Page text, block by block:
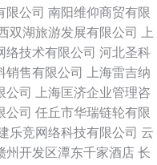
限公司 南阳维仰商贸有限
双湖旅游发展有限公司
上
络技术有限公司 河北圣科
销售有限公司
上海雷吉纳
公司
上海匡济企业管理咨
公司 任丘市华瑞链轮有限
乐竞网络科技有限公司 云
州开发区潭东千家酒店 长